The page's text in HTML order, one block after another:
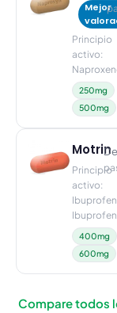
Mejor
Principio
activo:
250mg
500mg
Motrin
Principio
activo:
400mg
600mg
Compare todos